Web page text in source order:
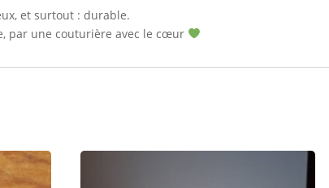
et surtout : durable.
par une couturière avec le cœur